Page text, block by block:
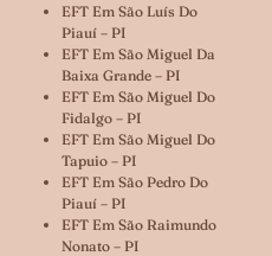
EFT Em São Luís Do
Piauí – PI
EFT Em São Miguel Da
Baixa Grande – PI
EFT Em São Miguel Do
Fidalgo – PI
EFT Em São Miguel Do
Tapuio – PI
EFT Em São Pedro Do
Piauí – PI
EFT Em São Raimundo
Nonato – PI